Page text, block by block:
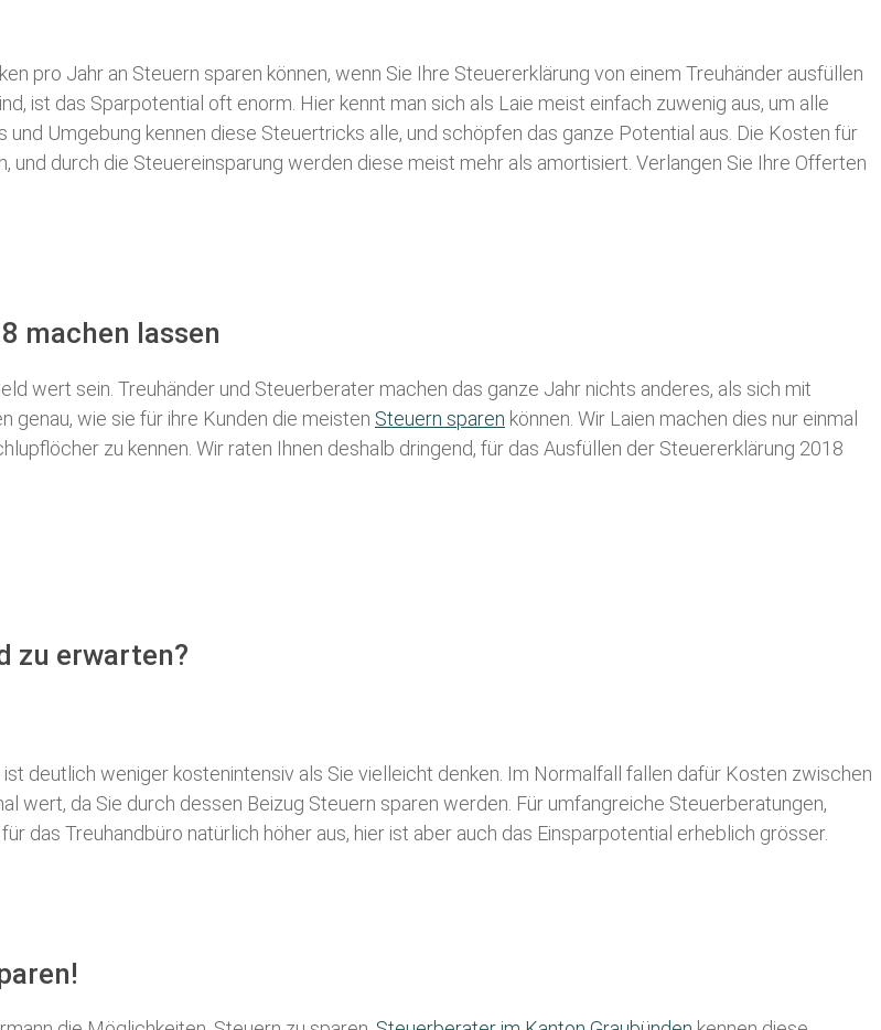
pro Jahr an Steuern sparen können, wenn Sie Ihre Steuererklärung von einem Treuhänder ausfüllen
ist das Sparpotential oft enorm. Hier kennt man sich als Laie meist einfach zuwenig aus, um alle
und Umgebung kennen diese Steuertricks alle, und schöpfen das ganze Potential aus. Die Kosten für
durch die Steuereinsparung werden diese meist mehr als amortisiert. Verlangen Sie Ihre Offerten
machen lassen
wert sein. Treuhänder und Steuerberater machen das ganze Jahr nichts anderes, als sich mit
genau, wie sie für ihre Kunden die meisten Steuern sparen können. Wir Laien machen dies nur einmal
zu kennen. Wir raten Ihnen deshalb dringend, für das Ausfüllen der Steuererklärung 2018
zu erwarten?
deutlich weniger kostenintensiv als Sie vielleicht denken. Im Normalfall fallen dafür Kosten zwischen
wert, da Sie durch dessen Beizug Steuern sparen werden. Für umfangreiche Steuerberatungen,
das Treuhandbüro natürlich höher aus, hier ist aber auch das Einsparpotential erheblich grösser.